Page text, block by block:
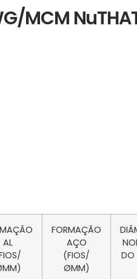
MCM
AL
FORMAÇÃO
AÇO
(FIOS/
ØMM)
DO